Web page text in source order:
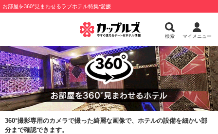
お部屋を360°見まわせるラブホテル特集:愛媛
検索 マイメニュー
360°撮影専用のカメラで撮った綺麗な画像で、ホテルの設備を細かい部
分まで確認できます。